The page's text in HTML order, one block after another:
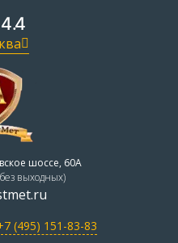
шоссе, 60А
выходных)
(495) 151-83-83